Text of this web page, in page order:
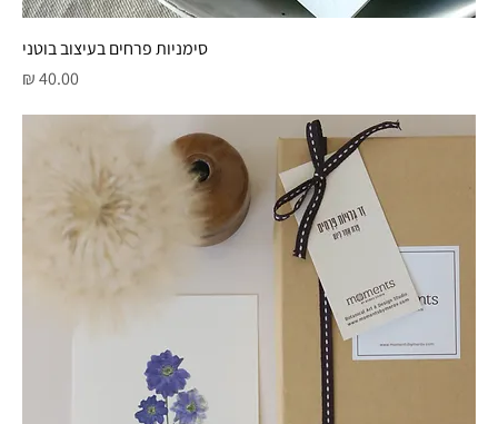
סימניות פרחים בעיצוב בוטני
מחיר